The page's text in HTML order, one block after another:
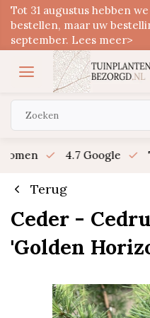
Tot 31 augustus hebben
bestellen, maar uw
september. Lees meer>
4.7 Google
Terug
Ceder -
'Golden